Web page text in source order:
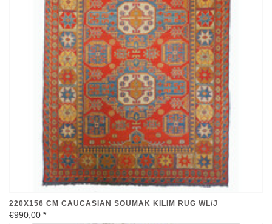
220X156 CM CAUCASIAN SOUMAK KILIM RUG WL/J
€990,00 *